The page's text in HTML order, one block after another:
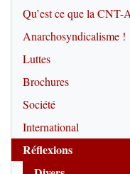
Qu’est ce que la CNT-
Anarchosyndicalisme !
Luttes
Brochures
Société
International
Réflexions